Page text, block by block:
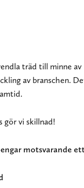
träd till minne av
av branschen.
gör vi skillnad!
motsvarande